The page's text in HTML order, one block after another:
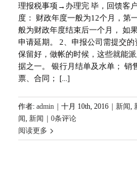
理报税事项→办理完 毕，回馈客
度： 财政年度一般为12个月，第
般为财政年度结束后一个月， 如
申请延期。 2、申报公司需提交
保留好，做帐的时候，这些就能
据之一。 银行月结单及水单； 销
票、合同； [...]
作者: admin | 十月 10th, 2016 | 新闻
闻 新闻 | 0条评论
阅读更多